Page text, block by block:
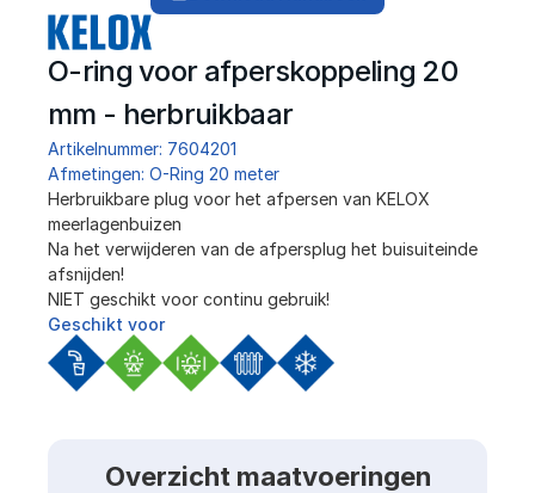
O-ring voor afperskoppeling 20
mm - herbruikbaar
Artikelnummer: 7604201
Afmetingen: O-Ring 20 meter
Herbruikbare plug voor het afpersen van KELOX
meerlagenbuizen
Na het verwijderen van de afpersplug het buisuiteinde
afsnijden!
NIET geschikt voor continu gebruik!
Geschikt voor
Overzicht maatvoeringen